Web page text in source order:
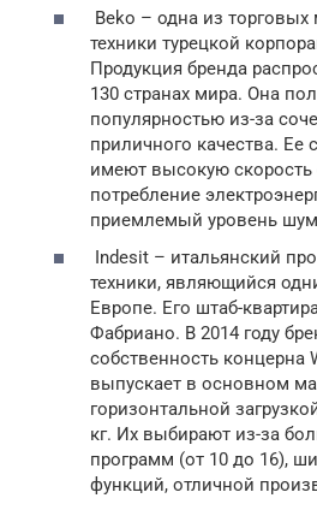
Beko – одна из
техники турецкой
Продукция бренда
130 странах мира. Она
популярностью из-за
приличного качества.
имеют высокую
потребление
приемлемый уровень
Indesit – итальянский
техники, являющийся
Европе. Его штаб-
Фабриано. В 2014 году
собственность концерна
выпускает в основном
горизонтальной
кг. Их выбирают из-за
программ (от 10 до 16),
функций, отличной